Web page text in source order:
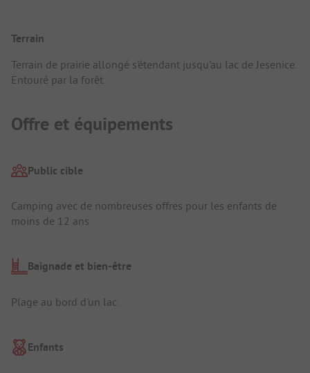
Terrain
Terrain de prairie allongé s'étendant jusqu'au lac de Jesenice.
Entouré par la forêt.
Offre et équipements
Public cible
Camping avec de nombreuses offres pour les enfants de
moins de 12 ans
Baignade et bien-être
Plage au bord d'un lac
Enfants